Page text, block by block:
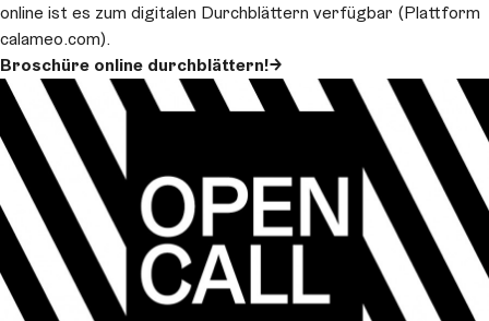
online ist es zum digitalen Durchblättern verfügbar (Plattform
calameo.com).
Broschüre online durchblättern!